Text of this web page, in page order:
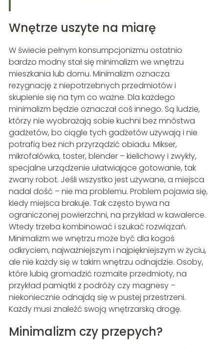
Wnętrze uszyte na miarę
W świecie pełnym konsumpcjonizmu ostatnio
bardzo modny stał się minimalizm we wnętrzu
mieszkania lub domu. Minimalizm oznacza
rezygnację z niepotrzebnych przedmiotów i
skupienie się na tym co ważne. Dla każdego
minimalizm będzie oznaczał coś innego. Są ludzie,
którzy nie wyobrażają sobie kuchni bez mnóstwa
gadżetów, bo ciągle tych gadżetów używają i nie
potrafią bez nich przyrządzić obiadu. Mikser,
mikrofalówka, toster, blender – kielichowy i zwykły,
specjalne urządzenie ułatwiające gotowanie, tak
zwany robot. Jeśli wszystko jest używane, a miejsca
nadal dość – nie ma problemu. Problem pojawia się,
kiedy miejsca brakuje. Tak często bywa na
ograniczonej powierzchni, na przykład w kawalerce.
Wtedy trzeba kombinować i szukać rozwiązań.
Minimalizm we wnętrzu może być dla kogoś
odkryciem, najważniejszym i najpiękniejszym w życiu,
ale nie każdy się w takim wnętrzu odnajdzie. Osoby,
które lubią gromadzić rozmaite przedmioty, na
przykład pamiątki z podróży czy magnesy –
niekoniecznie odnajdą się w pustej przestrzeni.
Każdy musi znaleźć swoją wnętrzarską drogę.
Minimalizm czy przepych?